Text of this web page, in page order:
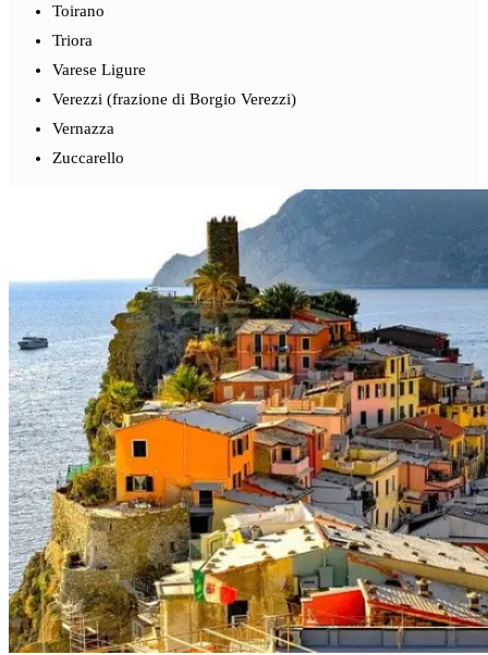
Toirano
Triora
Varese Ligure
Verezzi (frazione di Borgio Verezzi)
Vernazza
Zuccarello